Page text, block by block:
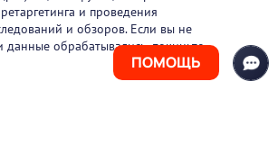
ПОМОЩЬ
и проведения
и обзоров. Если вы не
данные обрабатывались, покиньте